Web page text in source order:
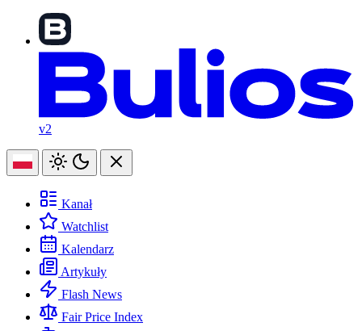
v2
Kanał
Watchlist
Kalendarz
Artykuły
Flash News
Fair Price Index